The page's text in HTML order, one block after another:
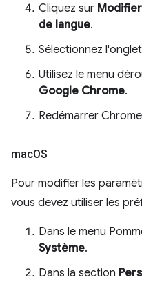
Cliquez sur
de langue.
Sélectionnez l'onglet
Utilisez le menu
Google Chrome.
Redémarrer Chrome
macOS
Pour modifier les
vous devez utiliser les
Dans le menu
Système.
Dans la section